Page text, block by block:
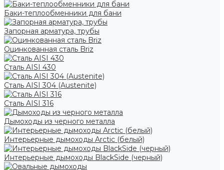
Баки-теплообменники для бани
Запорная арматура, трубы
Оцинкованная сталь Briz
Сталь AISI 430
Сталь AISI 304 (Austenite)
Сталь AISI 316
Дымоходы из черного металла
Интерьерные дымоходы Arctic (белый)
Интерьерные дымоходы BlackSide (черный)